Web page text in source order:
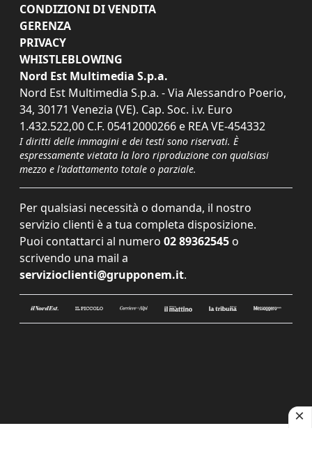
CONDIZIONI DI VENDITA
GERENZA
PRIVACY
WHISTLEBLOWING
Nord Est Multimedia S.p.a.
Nord Est Multimedia S.p.a. - Via Alessandro Poerio,
34, 30171 Venezia (VE). Cap. Soc. i.v. Euro
1.432.522,00 C.F. 05412000266 e REA VE-454332
I diritti delle immagini e dei testi sono riservati. È
espressamente vietata la loro riproduzione con qualsiasi
mezzo e l'adattamento totale o parziale.
Per qualsiasi necessità o domanda, il nostro
servizio clienti è a tua completa disposizione.
Puoi contattarci al numero 02 89362545 o
scrivendo una mail a
servizioclienti@grupponem.it.